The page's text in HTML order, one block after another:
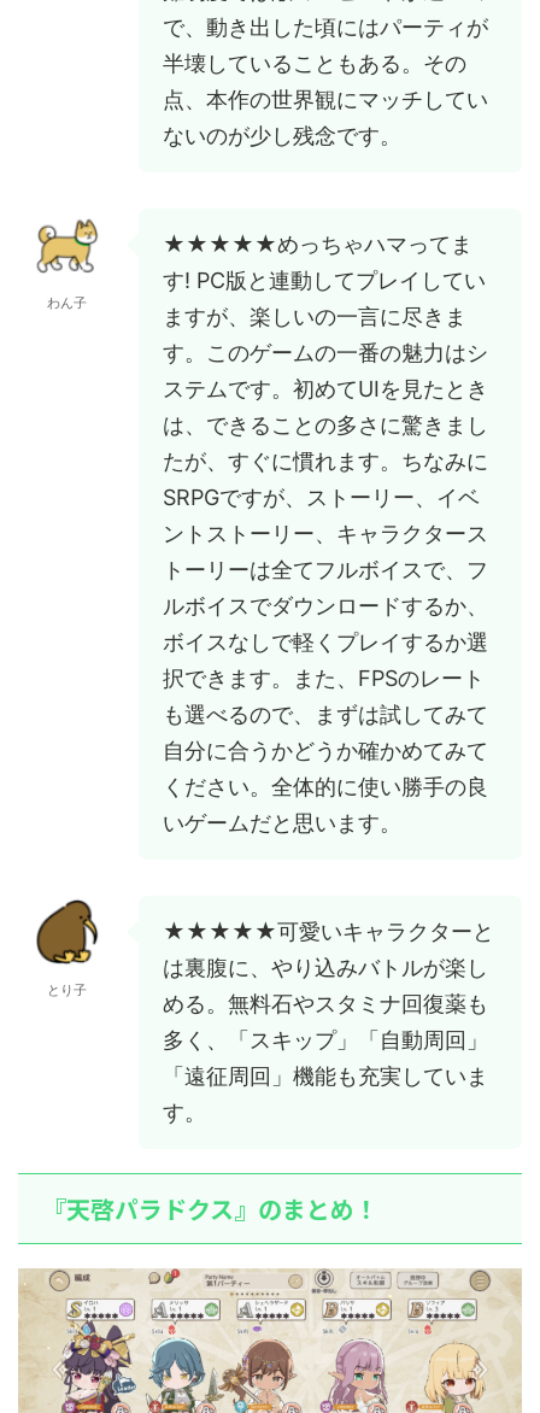
で、動き出した頃にはパーティが
半壊していることもある。その
点、本作の世界観にマッチしてい
ないのが少し残念です。
わん子
★★★★★めっちゃハマってま
す! PC版と連動してプレイしてい
ますが、楽しいの一言に尽きま
す。このゲームの一番の魅力はシ
ステムです。初めてUIを見たとき
は、できることの多さに驚きまし
たが、すぐに慣れます。ちなみに
SRPGですが、ストーリー、イベ
ントストーリー、キャラクタース
トーリーは全てフルボイスで、フ
ルボイスでダウンロードするか、
ボイスなしで軽くプレイするか選
択できます。また、FPSのレート
も選べるので、まずは試してみて
自分に合うかどうか確かめてみて
ください。全体的に使い勝手の良
いゲームだと思います。
とり子
★★★★★可愛いキャラクターと
は裏腹に、やり込みバトルが楽し
める。無料石やスタミナ回復薬も
多く、「スキップ」「自動周回」
「遠征周回」機能も充実していま
す。
『天啓パラドクス』のまとめ！